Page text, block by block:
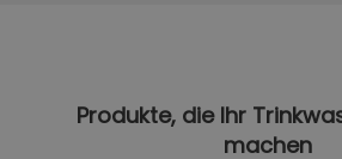
Produkte, die Ihr
machen